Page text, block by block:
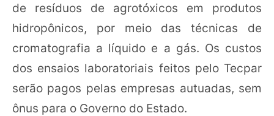
de resíduos de agrotóxicos em produtos
hidropônicos, por meio das técnicas de
cromatografia a líquido e a gás. Os custos
dos ensaios laboratoriais feitos pelo Tecpar
serão pagos pelas empresas autuadas, sem
ônus para o Governo do Estado.